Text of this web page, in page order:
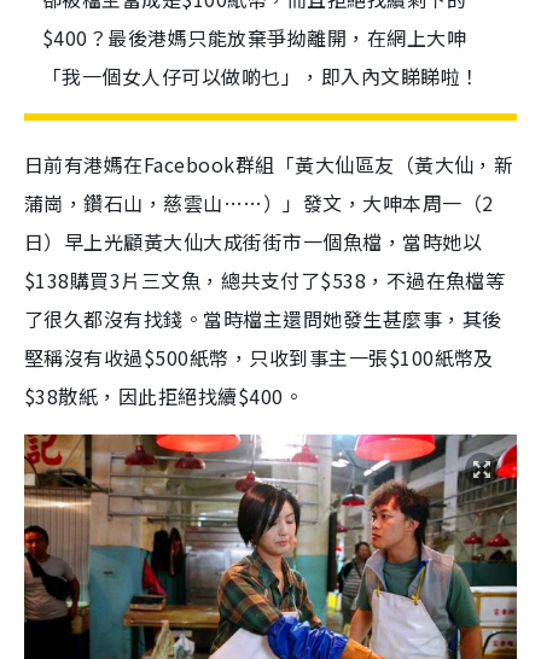
$400？最後港媽只能放棄爭拗離開，在網上大呻
「我一個女人仔可以做啲乜」，即入內文睇睇啦！
日前有港媽在Facebook群組「黃大仙區友（黃大仙，新
蒲崗，鑽石山，慈雲山……）」發文，大呻本周一（2
日）早上光顧黃大仙大成街街市一個魚檔，當時她以
$138購買3片三文魚，總共支付了$538，不過在魚檔等
了很久都沒有找錢。當時檔主還問她發生甚麼事，其後
堅稱沒有收過$500紙幣，只收到事主一張$100紙幣及
$38散紙，因此拒絕找續$400。